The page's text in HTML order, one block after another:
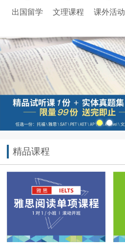
出国留学 文理课程 课外活动
精品课程